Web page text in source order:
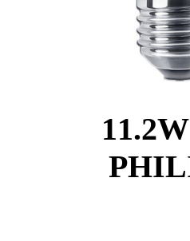
נורת לד ליבון 11.2W